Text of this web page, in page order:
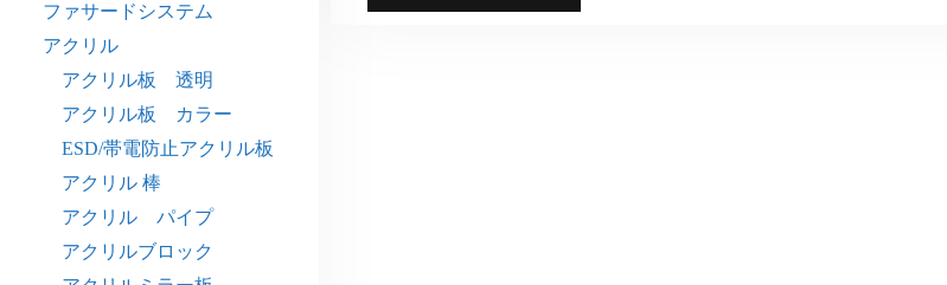
ファサードシステム
アクリル
アクリル板 透明
アクリル板 カラー
ESD/帯電防止アクリル板
アクリル 棒
アクリル パイプ
アクリルブロック